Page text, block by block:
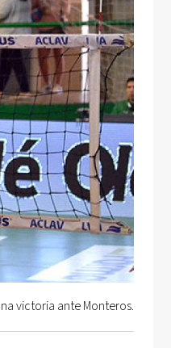
victoria ante Monteros.